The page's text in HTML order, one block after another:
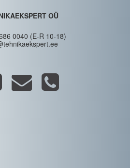
OÜ
0040 (E-R 10-18)